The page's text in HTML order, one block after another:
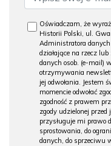
Oświadczam, że
Historii Polski, ul.
Administratora
działające na rzecz
danych osob. (e-mail)
otrzymywania
jej odwołania. Jestem
momencie odwołać
zgodność z prawem
zgody udzielonej
przysługuje mi prawo
sprostowania, do
danych, do sprzeciwu